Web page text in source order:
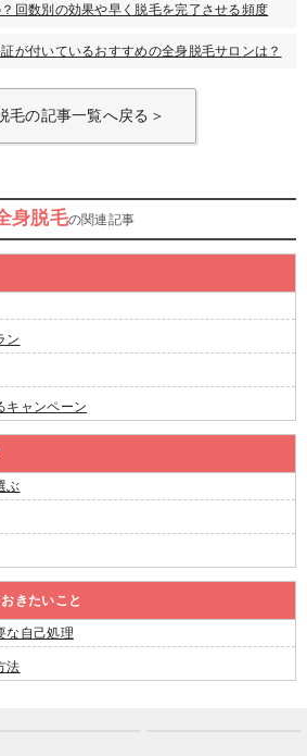
回数別の効果や早く脱毛を完了させる頻度
が付いているおすすめの全身脱毛サロンは？
毛の記事一覧へ戻る＞
身脱毛の関連記事
ン
キャンペーン
ぶ
きたいこと
な自己処理
法